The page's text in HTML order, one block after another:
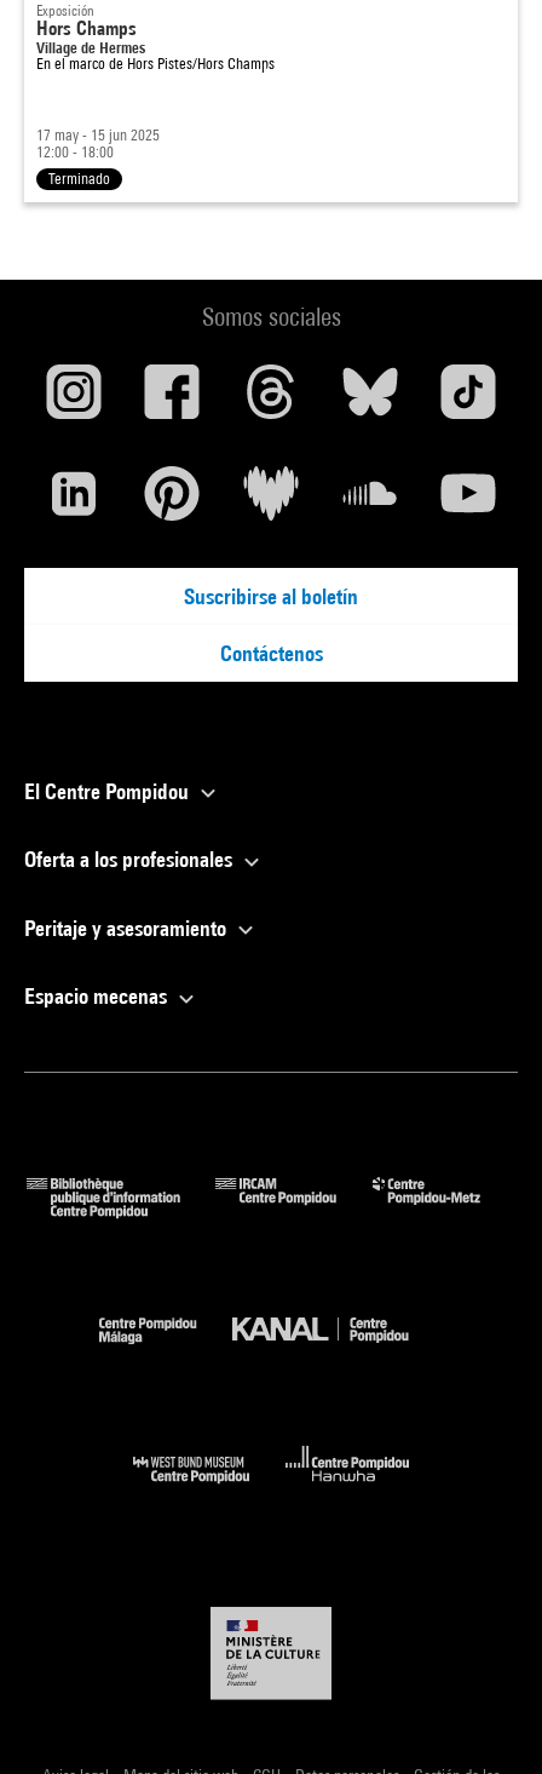
Exposición
Hors Champs
Village de Hermes
En el marco de Hors Pistes/Hors Champs
17 may - 15 jun 2025
12:00 - 18:00
Terminado
Somos sociales
Suscribirse al boletín
Contáctenos
El Centre Pompidou
Oferta a los profesionales
Peritaje y asesoramiento
Espacio mecenas